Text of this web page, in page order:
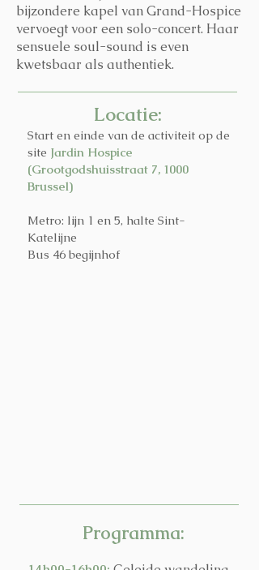
bijzondere kapel van Grand-Hospice
vervoegt voor een solo-concert. Haar
sensuele soul-sound is even
kwetsbaar als authentiek.
Locatie:
Start en einde van de activiteit op de
site Jardin Hospice
(Grootgodshuisstraat 7, 1000
Brussel)
Metro: lijn 1 en 5, halte Sint-
Katelijne
Bus 46 begijnhof
Programma: